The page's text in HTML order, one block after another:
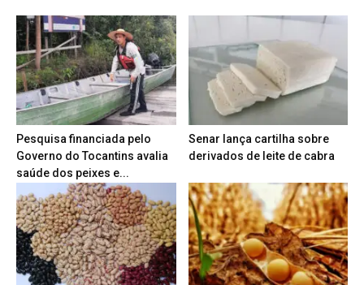
Pesquisa financiada pelo
Governo do Tocantins avalia
saúde dos peixes e...
Senar lança cartilha sobre
derivados de leite de cabra